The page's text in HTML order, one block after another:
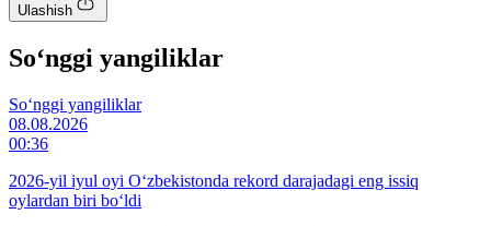
Ulashish
So‘nggi yangiliklar
So‘nggi yangiliklar
08.08.2026
00:36
2026-yil iyul oyi O‘zbekistonda rekord darajadagi eng issiq
oylardan biri bo‘ldi